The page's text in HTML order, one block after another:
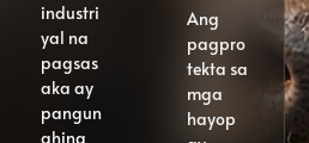
industri
yal na
pagsas
aka ay
pangun
ahing
Ang
pagpro
tekta sa
mga
hayop